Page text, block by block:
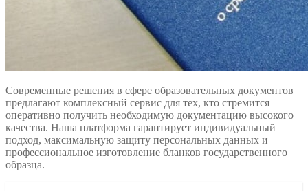
Современные решения в сфере образовательных документов
предлагают комплексный сервис для тех, кто стремится
оперативно получить необходимую документацию высокого
качества. Наша платформа гарантирует индивидуальный
подход, максимальную защиту персональных данных и
профессиональное изготовление бланков государственного
образца.